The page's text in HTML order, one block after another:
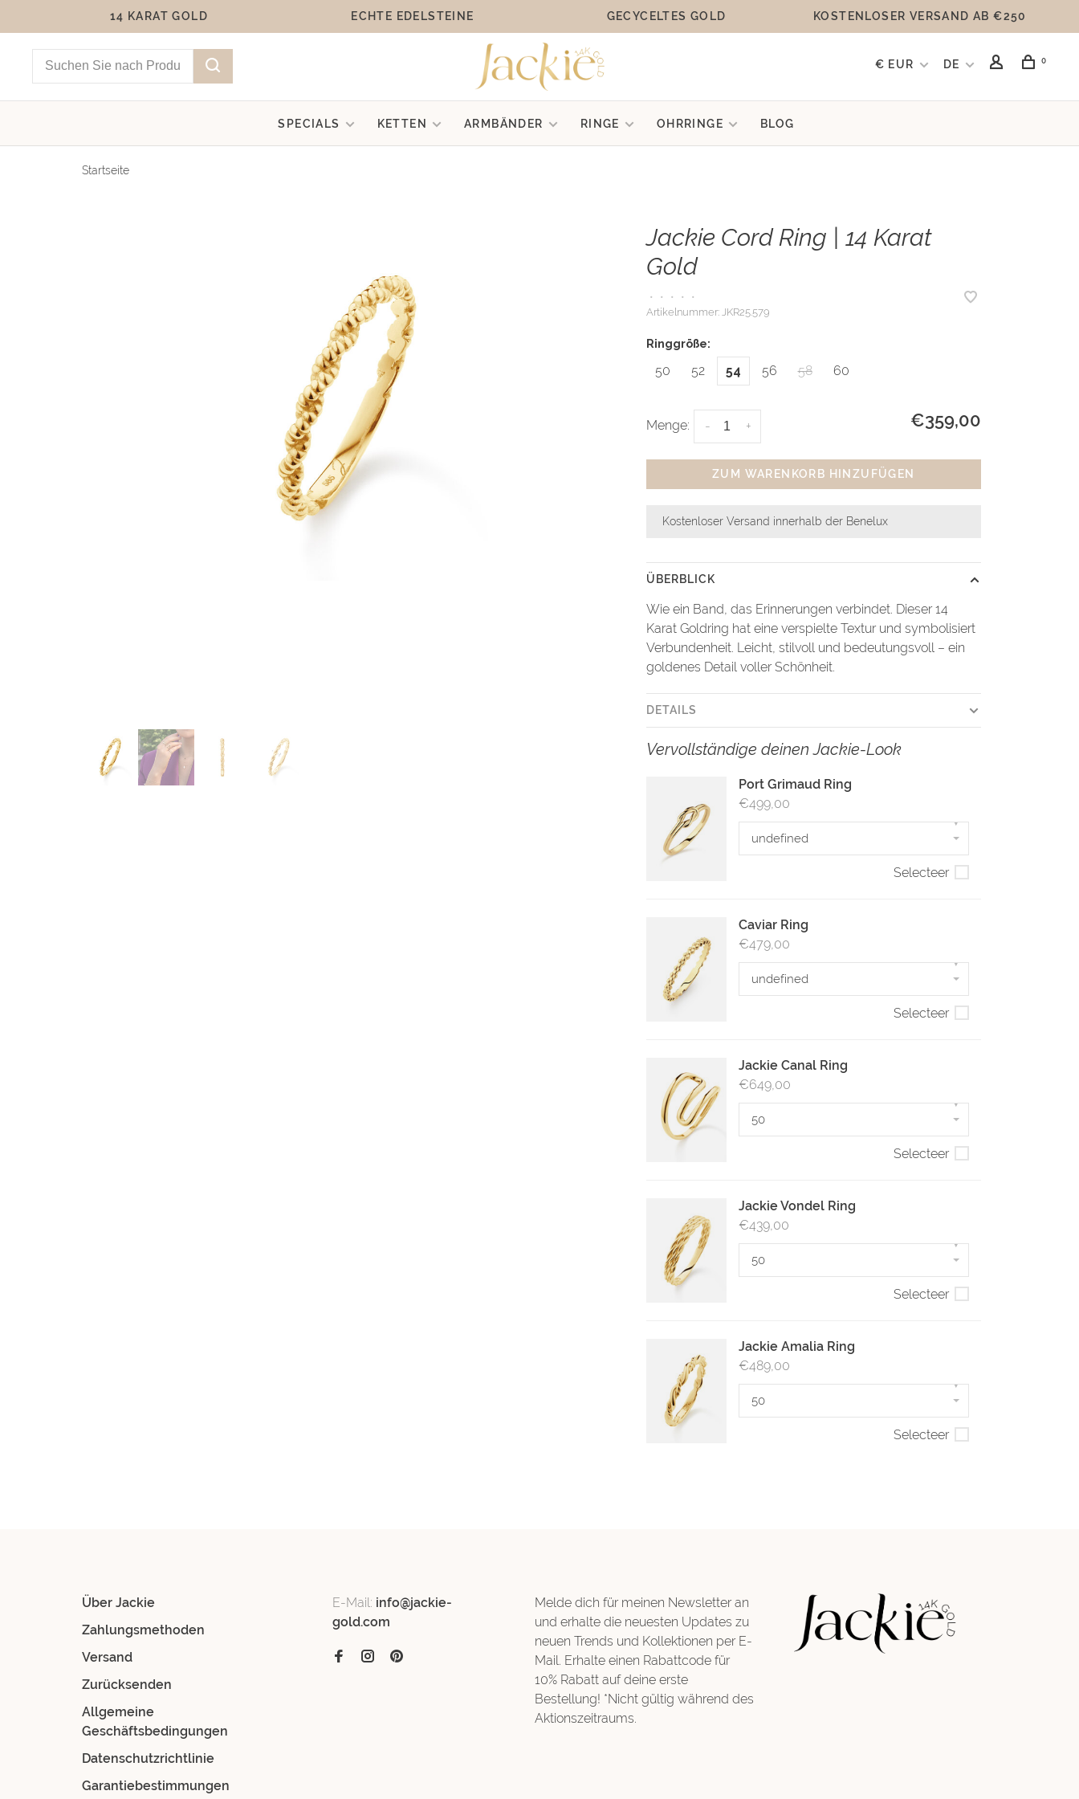
14 KARAT GOLD ECHTE EDELSTEINE GECYCELTES GOLD KOSTENLOSER VERSAND AB €250
€ EUR DE 0
SPECIALS KETTEN ARMBÄNDER RINGE OHRRINGE BLOG
Startseite
Jackie Cord Ring | 14 Karat
Gold
• • • •
•
Artikelnummer:JKR25.579
Ringgröße:
50 52 54 56 58 60
Menge: +
- €359,00
ZUM WARENKORB HINZUFÜGEN
Kostenloser Versand innerhalb der Benelux
ÜBERBLICK
Wie ein Band, das Erinnerungen verbindet. Dieser 14
Karat Goldring hat eine verspielte Textur und symbolisiert
Verbundenheit. Leicht, stilvoll und bedeutungsvoll – ein
goldenes Detail voller Schönheit.
DETAILS
Vervollständige deinen Jackie-Look
Port Grimaud Ring
€499,00
undefined
▾
Selecteer
Caviar Ring
€479,00
undefined
▾
Selecteer
Jackie Canal Ring
€649,00
50
▾
Selecteer
Jackie Vondel Ring
€439,00
50
▾
Selecteer
Jackie Amalia Ring
€489,00
50
▾
Selecteer
Über Jackie
Zahlungsmethoden
Versand
Zurücksenden
Allgemeine
Geschäftsbedingungen
Datenschutzrichtlinie
Garantiebestimmungen
E-Mail: info@jackie-
gold.com
Melde dich für meinen Newsletter an
und erhalte die neuesten Updates zu
neuen Trends und Kollektionen per E-
Mail. Erhalte einen Rabattcode für
10% Rabatt auf deine erste
Bestellung! *Nicht gültig während des
Aktionszeitraums.